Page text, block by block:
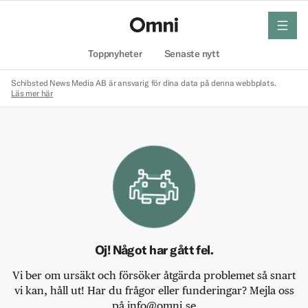
Toppnyheter Senaste nytt
meny
Schibsted News Media AB är ansvarig för dina data på denna webbplats.
Läs mer här
Oj! Något har gått fel.
Vi ber om ursäkt och försöker åtgärda problemet så snart
vi kan, håll ut! Har du frågor eller funderingar? Mejla oss